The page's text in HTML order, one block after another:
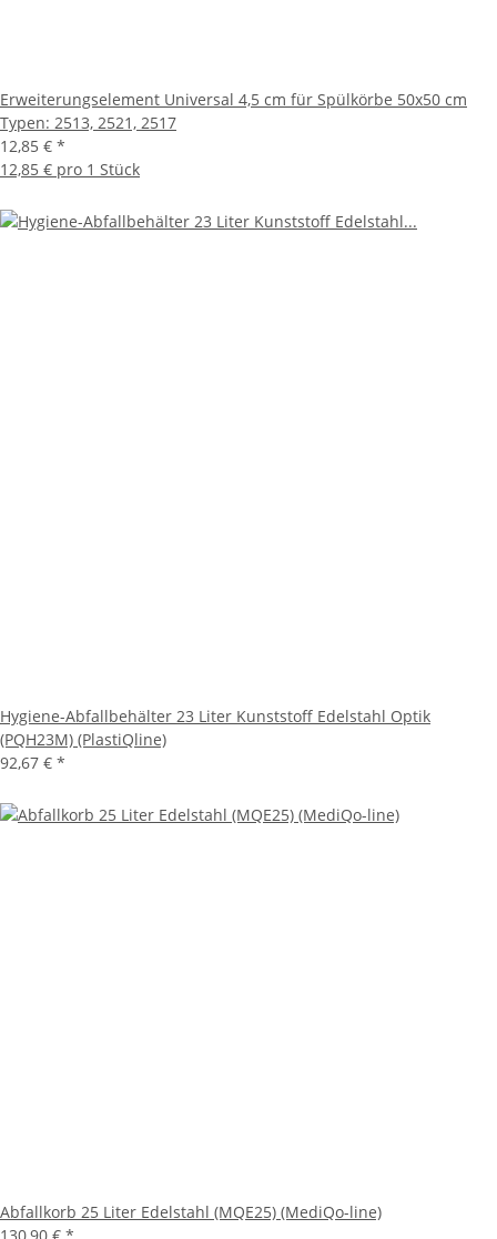
Erweiterungselement Universal 4,5 cm für Spülkörbe 50x50 cm
Typen: 2513, 2521, 2517
12,85 € *
12,85 € pro 1 Stück
Hygiene-Abfallbehälter 23 Liter Kunststoff Edelstahl Optik
(PQH23M) (PlastiQline)
92,67 € *
Abfallkorb 25 Liter Edelstahl (MQE25) (MediQo-line)